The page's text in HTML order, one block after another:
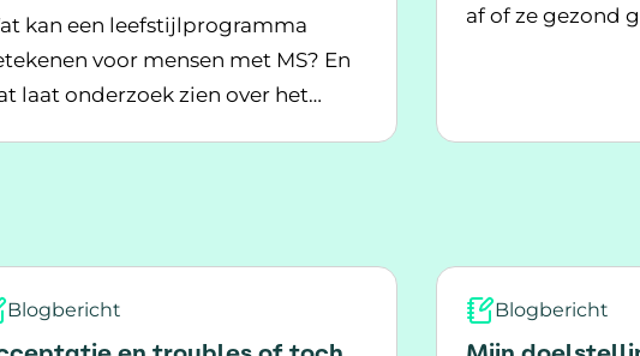
kan een leefstijlprogramma
voor mensen met MS? En
laat onderzoek zien over het
het leefstijlprogramma Leef! met
meer over Marjan, Brigit en Susanne in gesprek over het
af of ze gezond
Blogbericht Blogbericht